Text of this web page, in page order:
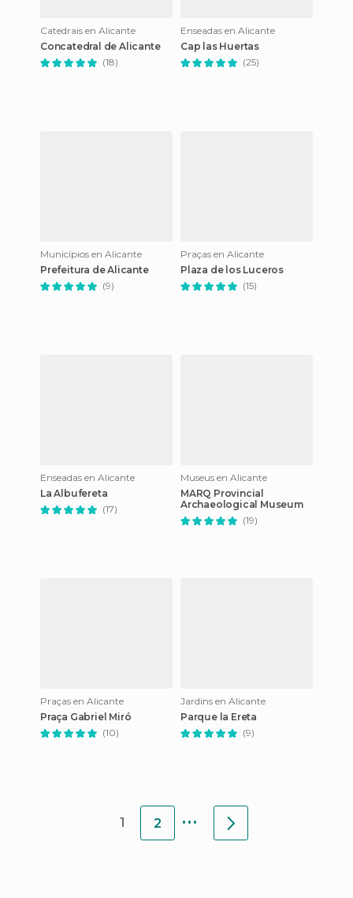
Catedrais en Alicante
Concatedral de Alicante
(18)
Enseadas en Alicante
Cap las Huertas
(25)
Municípios en Alicante
Prefeitura de Alicante
(9)
Praças en Alicante
Plaza de los Luceros
(15)
Enseadas en Alicante
La Albufereta
(17)
Museus en Alicante
MARQ Provincial
Archaeological Museum
(19)
Praças en Alicante
Praça Gabriel Miró
(10)
Jardins en Alicante
Parque la Ereta
(9)
1 2 ...